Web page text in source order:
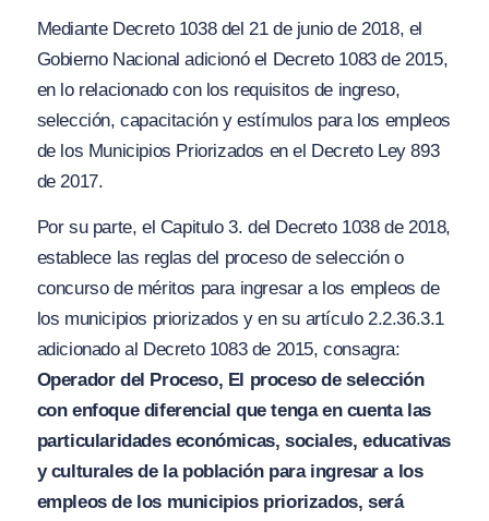
Mediante Decreto 1038 del 21 de junio de 2018, el
Gobierno Nacional adicionó el Decreto 1083 de 2015,
en lo relacionado con los requisitos de ingreso,
selección, capacitación y estímulos para los empleos
de los Municipios Priorizados en el Decreto Ley 893
de 2017.
Por su parte, el Capitulo 3. del Decreto 1038 de 2018,
establece las reglas del proceso de selección o
concurso de méritos para ingresar a los empleos de
los municipios priorizados y en su artículo 2.2.36.3.1
adicionado al Decreto 1083 de 2015, consagra:
Operador del Proceso, El proceso de selección
con enfoque diferencial que tenga en cuenta las
particularidades económicas, sociales, educativas
y culturales de la población para ingresar a los
empleos de los municipios priorizados, será